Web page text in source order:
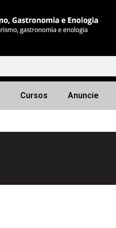
Cursos Anuncie